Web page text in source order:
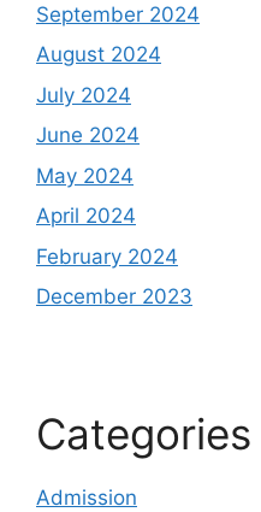
September 2024
August 2024
July 2024
June 2024
May 2024
April 2024
February 2024
December 2023
Categories
Admission